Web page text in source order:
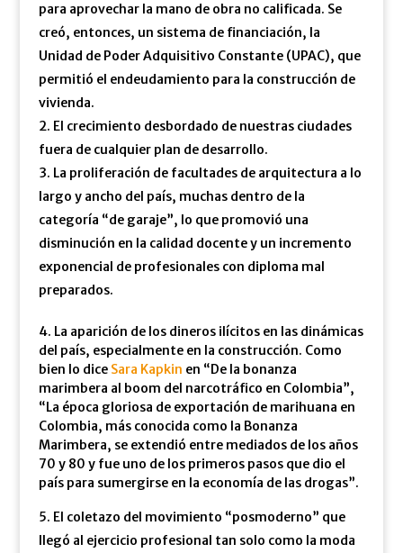
para aprovechar la mano de obra no calificada. Se
creó, entonces, un sistema de financiación, la
Unidad de Poder Adquisitivo Constante (UPAC), que
permitió el endeudamiento para la construcción de
vivienda.
El crecimiento desbordado de nuestras ciudades
fuera de cualquier plan de desarrollo.
La proliferación de facultades de arquitectura a lo
largo y ancho del país, muchas dentro de la
categoría “de garaje”, lo que promovió una
disminución en la calidad docente y un incremento
exponencial de profesionales con diploma mal
preparados.
4. La aparición de los dineros ilícitos en las dinámicas
del país, especialmente en la construcción. Como
bien lo dice Sara Kapkin en “De la bonanza
marimbera al boom del narcotráfico en Colombia”,
“La época gloriosa de exportación de marihuana en
Colombia, más conocida como la Bonanza
Marimbera, se extendió entre mediados de los años
70 y 80 y fue uno de los primeros pasos que dio el
país para sumergirse en la economía de las drogas”.
El coletazo del movimiento “posmoderno” que
llegó al ejercicio profesional tan solo como la moda